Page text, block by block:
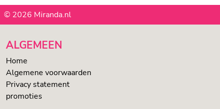
© 2026 Miranda.nl
ALGEMEEN
Home
Algemene voorwaarden
Privacy statement
promoties